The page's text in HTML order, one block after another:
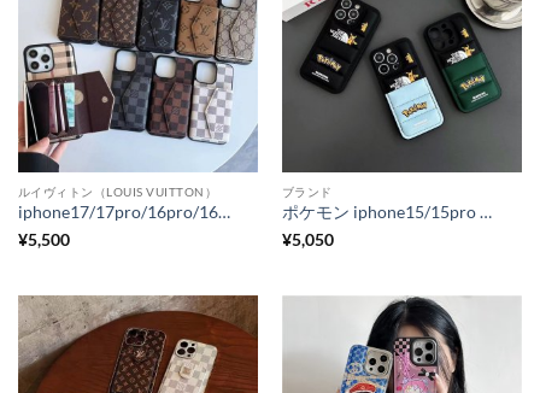
ルイヴィトン（LOUIS VUITTON）
iphone17/17pro/16pro/16plus カード 収納 ケース ルイヴィトン iphone15/15pro ケース メンズ ブランド アイフォン14pro/13pro カバー gucci風 スマホケース iphone13/12 iphone ケース 大人 おしゃれ
¥5,500
ブランド
ポケモン iphone15/15pro ケース ノース フェイス iphone ケース ダウン iphone14 ケース キャラクター ピカチュウ iphone13/12pro ケース 流行り
¥5,050